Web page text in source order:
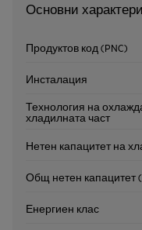
Основни
Продуктов код (PNC)
Инсталация
Технология на
хладилната част
Нетен капацитет на
Общ нетен капацитет
Енергиен клас